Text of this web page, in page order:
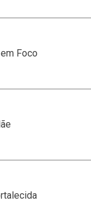
Foco